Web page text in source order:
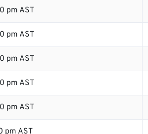
pm AST
pm AST
pm AST
pm AST
pm AST
pm AST